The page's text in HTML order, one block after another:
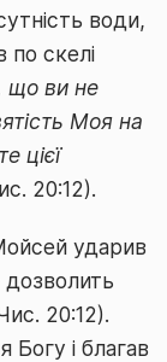
води,
по скелі
що ви не
Моя на
цієї
20:12).
ударив
дозволить
20:12).
і благав